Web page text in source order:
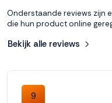
Accepteren
Onderstaande reviews zijn
die hun product online
Bekijk alle reviews
9